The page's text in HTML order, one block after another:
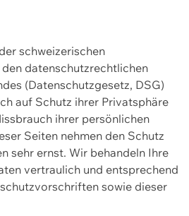
schweizerischen
datenschutzrechtlichen
(Datenschutzgesetz, DSG)
auf Schutz ihrer Privatsphäre
ihrer persönlichen
Seiten nehmen den Schutz
sehr ernst. Wir behandeln Ihre
vertraulich und entsprechend
sowie dieser